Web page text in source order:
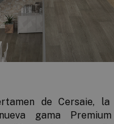
de Cersaie, la
gama